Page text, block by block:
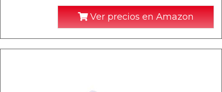
Ver precios en Amazon